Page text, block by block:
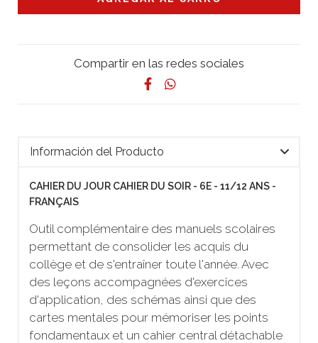
Compartir en las redes sociales
Información del Producto
CAHIER DU JOUR CAHIER DU SOIR - 6E - 11/12 ANS -
FRANÇAIS
Outil complémentaire des manuels scolaires
permettant de consolider les acquis du
collège et de s'entraîner toute l'année. Avec
des leçons accompagnées d'exercices
d'application, des schémas ainsi que des
cartes mentales pour mémoriser les points
fondamentaux et un cahier central détachable